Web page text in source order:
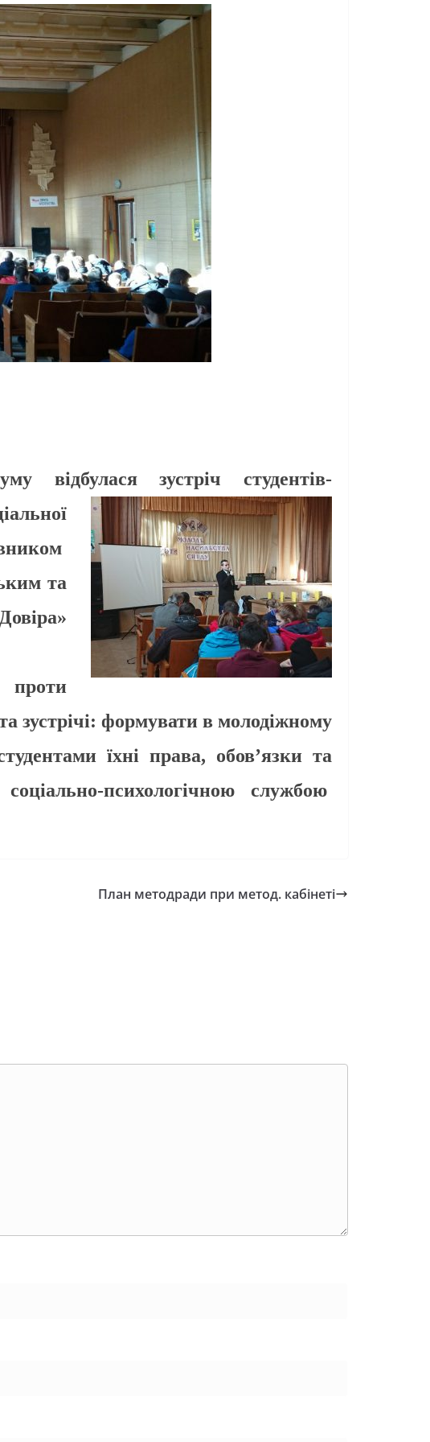
відбулася зустріч студентів-
та
зустрічі: формувати в молодіжному
їхні права, обов’язки та
соціально-психологічною службою
План методради при метод. кабінеті